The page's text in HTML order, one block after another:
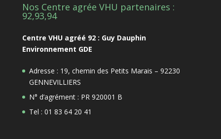
Nos Centre agrée VHU partenaires :
92,93,94
Centre VHU agréé 92 : Guy Dauphin
Environnement GDE
Adresse : 19, chemin des Petits Marais – 92230
GENNEVILLIERS
N° d’agrément : PR 920001 B
Tel : 01 83 64 20 41